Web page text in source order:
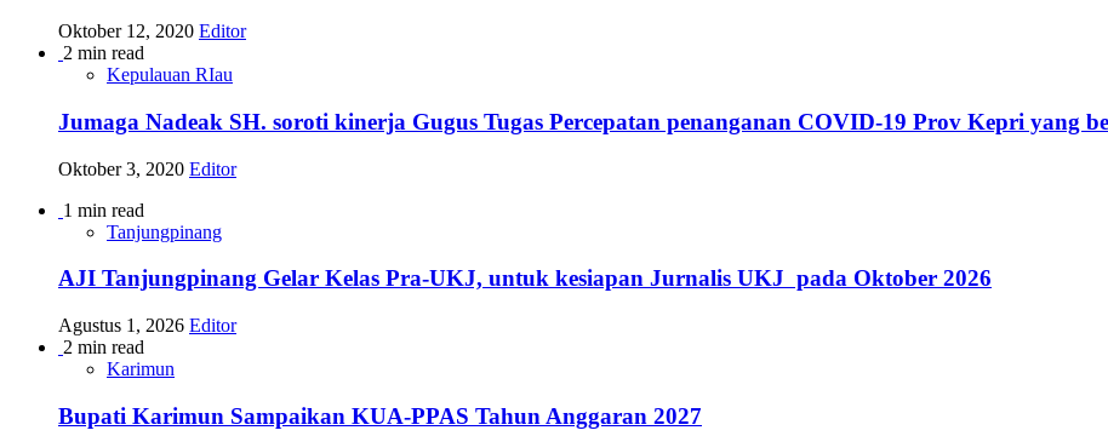
Oktober 12, 2020 Editor
2 min read
Kepulauan RIau
Jumaga Nadeak SH. soroti kinerja Gugus Tugas Percepatan penanganan COVID-19 Prov Kepri yang
Oktober 3, 2020 Editor
1 min read
Tanjungpinang
AJI Tanjungpinang Gelar Kelas Pra-UKJ, untuk kesiapan Jurnalis UKJ pada Oktober 2026
Agustus 1, 2026 Editor
2 min read
Karimun
Bupati Karimun Sampaikan KUA-PPAS Tahun Anggaran 2027